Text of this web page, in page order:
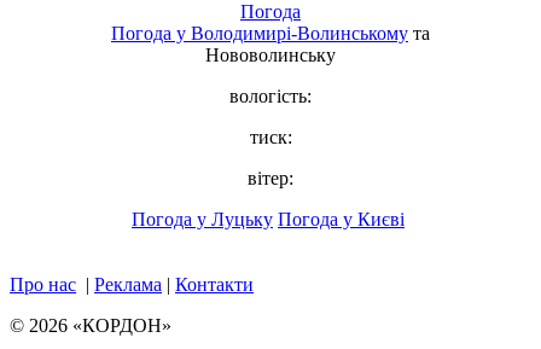
Погода
Погода у Володимирі-Волинському та
Нововолинську
вологість:
тиск:
вітер:
Погода у Луцьку Погода у Києві
Про нас | Реклама | Контакти
© 2026 «КОРДОН»